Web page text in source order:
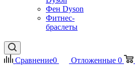
Фен Dyson
Фитнес-
браслеты
Сравнение0 Отложенные 0